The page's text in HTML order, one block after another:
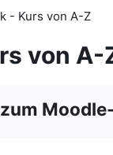
- Kurs von A-Z
von A-